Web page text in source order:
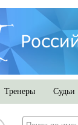
Тренеры Судьи